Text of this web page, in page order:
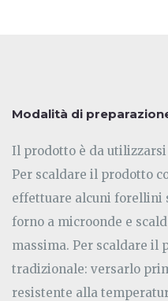
Modalità di
Il prodotto è da
Per scaldare il prodotto
effettuare alcuni forellini
forno a microonde e
massima. Per scaldare il
tradizionale: versarlo
resistente alla